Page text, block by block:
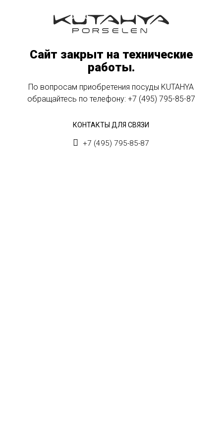
Сайт закрыт на технические
работы.
По вопросам приобретения посуды KUTAHYA
обращайтесь по телефону: +7 (495) 795-85-87
КОНТАКТЫ ДЛЯ СВЯЗИ
+7 (495) 795-85-87